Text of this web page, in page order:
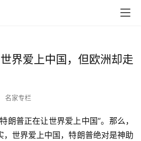
界爱上中国，但欧洲却走
名家专栏
朗普正在让世界爱上中国”。那么，
，世界爱上中国，特朗普绝对是神助